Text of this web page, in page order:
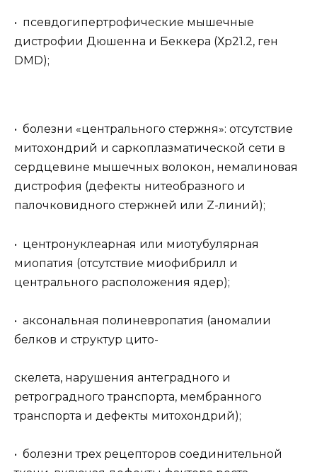
• псевдогипертрофические мышечные
дистрофии Дюшенна и Беккера (Хр21.2, ген
DMD);
• болезни «центрального стержня»: отсутствие
митохондрий и саркоплазматической сети в
сердцевине мышечных волокон, немалиновая
дистрофия (дефекты нитеобразного и
палочковидного стержней или Z-линий);
• центронуклеарная или миотубулярная
миопатия (отсутствие миофибрилл и
центрального расположения ядер);
• аксональная полиневропатия (аномалии
белков и структур цито-
скелета, нарушения антеградного и
ретроградного транспорта, мембранного
транспорта и дефекты митохондрий);
• болезни трех рецепторов соединительной